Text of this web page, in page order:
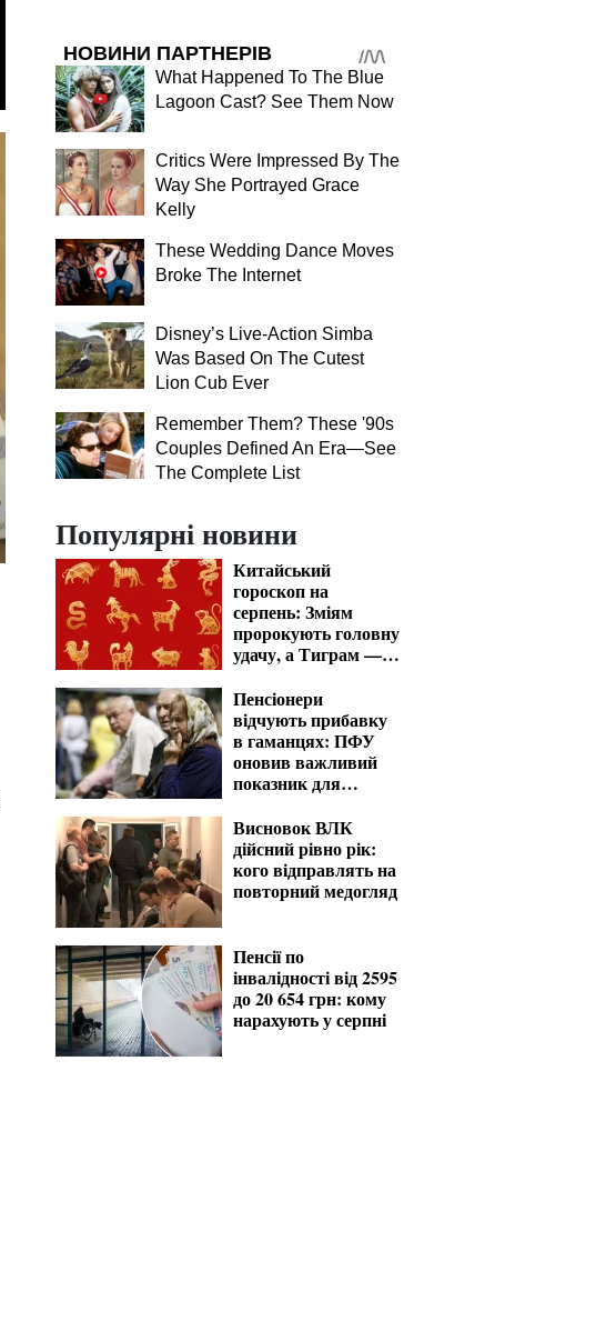
НОВИНИ ПАРТНЕРІВ
What Happened To The Blue
Lagoon Cast? See Them Now
Critics Were Impressed By The
Way She Portrayed Grace
Kelly
These Wedding Dance Moves
Broke The Internet
Disney’s Live-Action Simba
Was Based On The Cutest
Lion Cub Ever
Remember Them? These '90s
Couples Defined An Era—See
The Complete List
Популярні новини
Китайський
гороскоп на
серпень: Зміям
пророкують головну
удачу, а Тиграм —
Пенсіонери
відчують прибавку
в гаманцях: ПФУ
оновив важливий
показник для
Висновок ВЛК
дійсний рівно рік:
кого відправлять на
повторний медогляд
Пенсії по
інвалідності від 2595
до 20 654 грн: кому
нарахують у серпні